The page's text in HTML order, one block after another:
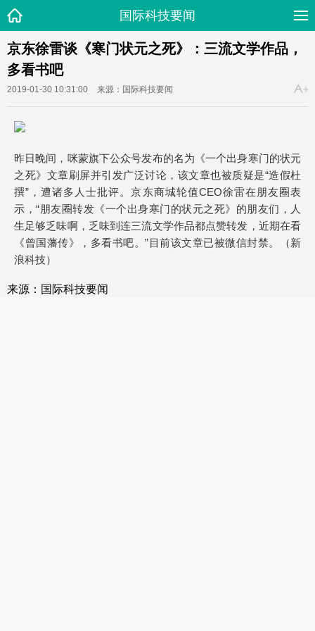
国际科技要闻
京东徐雷谈《寒门状元之死》：三流文学作品，
多看书吧
2019-01-30 10:31:00 来源：国际科技要闻
昨日晚间，咪蒙旗下公众号发布的名为《一个出身寒门的状元
之死》文章刷屏并引发广泛讨论，该文章也被质疑是“造假杜
撰”，遭诸多人士批评。京东商城轮值CEO徐雷在朋友圈表
示，“朋友圈转发《一个出身寒门的状元之死》的朋友们，人
生足够乏味啊，乏味到连三流文学作品都点赞转发，近期在看
《曾国藩传》，多看书吧。”目前该文章已被微信封禁。（新
浪科技）
来源：国际科技要闻